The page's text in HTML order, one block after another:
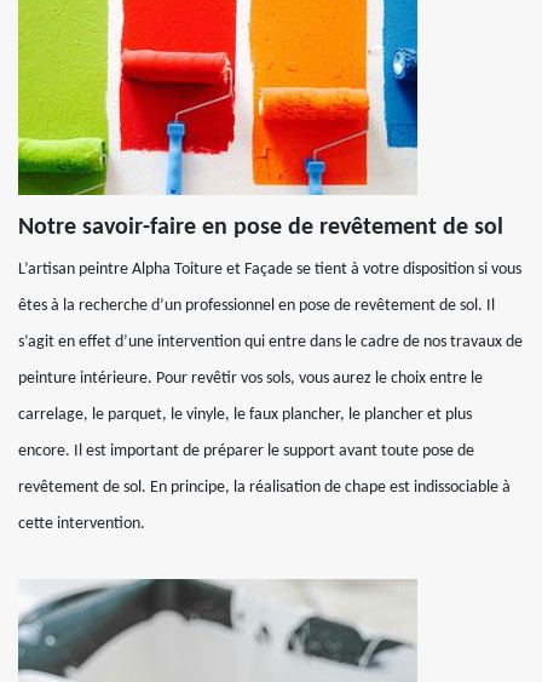
Notre savoir-faire en pose de revêtement de sol
L’artisan peintre Alpha Toiture et Façade se tient à votre disposition si vous
êtes à la recherche d’un professionnel en pose de revêtement de sol. Il
s’agit en effet d’une intervention qui entre dans le cadre de nos travaux de
peinture intérieure. Pour revêtir vos sols, vous aurez le choix entre le
carrelage, le parquet, le vinyle, le faux plancher, le plancher et plus
encore. Il est important de préparer le support avant toute pose de
revêtement de sol. En principe, la réalisation de chape est indissociable à
cette intervention.